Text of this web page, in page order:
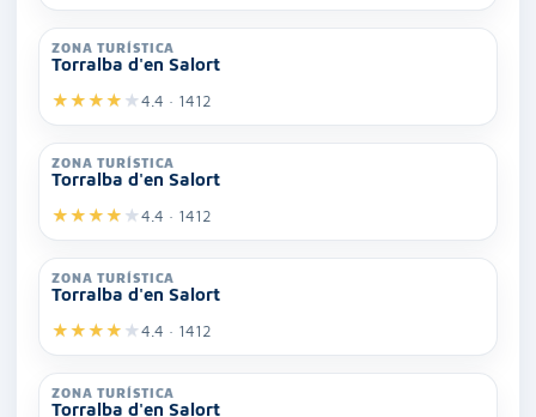
ZONA TURÍSTICA
Torralba d'en Salort
★★★★ ★4.4 · 1412
ZONA TURÍSTICA
Torralba d'en Salort
★★★★ ★4.4 · 1412
ZONA TURÍSTICA
Torralba d'en Salort
★★★★ ★4.4 · 1412
ZONA TURÍSTICA
Torralba d'en Salort